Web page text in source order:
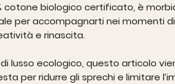
cotone biologico certificato, è
per accompagnarti nei momenti di
e rinascita.
lusso ecologico, questo articolo
per ridurre gli sprechi e limitare